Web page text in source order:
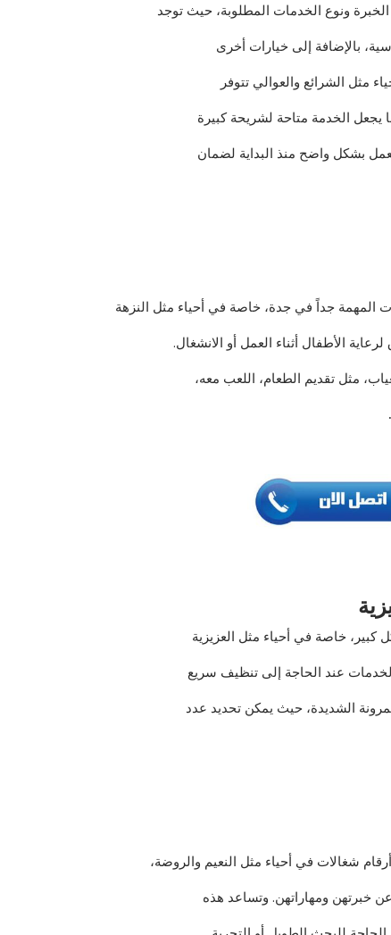
ونوع الخدمات المطلوبة، حيث توجد
بالإضافة إلى خيارات أخرى
مثل الشرائع والعوالي تتوفر
يجعل الخدمة متاحة لشريحة كبيرة
بشكل واضح منذ البداية لضمان
المهمة جداً في جدة، خاصة في أحياء مثل النزهة
الأطفال أثناء العمل أو الانشغال.
مثل تقديم الطعام، اللعب معه،
.
خاصة في أحياء مثل العزيزية
عند الحاجة إلى تنظيف سريع
الشديدة، حيث يمكن تحديد عدد
شغالات في أحياء مثل النعيم والروضة،
خبرتهن ومهاراتهن. وتساعد هذه